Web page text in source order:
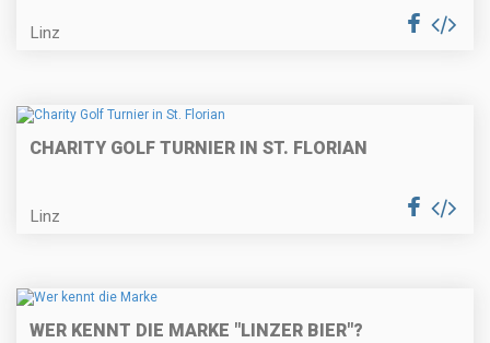
Linz
CHARITY GOLF TURNIER IN ST. FLORIAN
Linz
WER KENNT DIE MARKE "LINZER BIER"?